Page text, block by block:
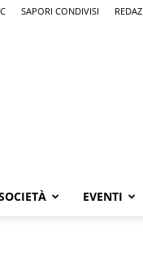
SAPORI CONDIVISI
EVENTI